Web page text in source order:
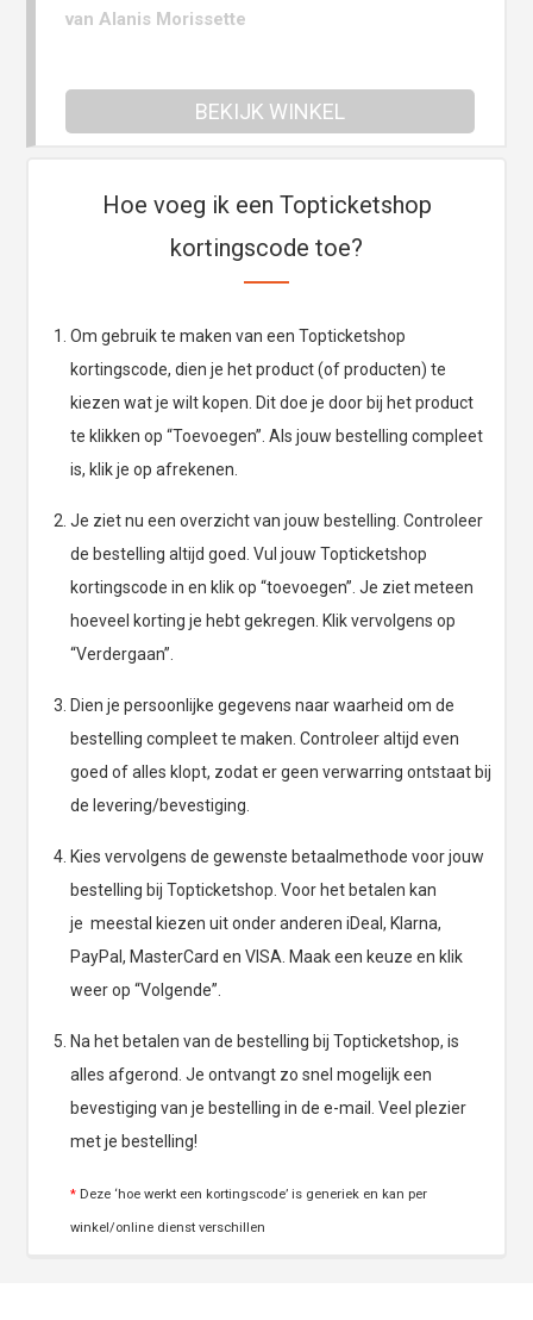
van Alanis Morissette
BEKIJK WINKEL
Hoe voeg ik een Topticketshop
kortingscode toe?
Om gebruik te maken van een Topticketshop
kortingscode, dien je het product (of producten) te
kiezen wat je wilt kopen. Dit doe je door bij het product
te klikken op “Toevoegen”. Als jouw bestelling compleet
is, klik je op afrekenen.
Je ziet nu een overzicht van jouw bestelling. Controleer
de bestelling altijd goed. Vul jouw Topticketshop
kortingscode in en klik op “toevoegen”. Je ziet meteen
hoeveel korting je hebt gekregen. Klik vervolgens op
“Verdergaan”.
Dien je persoonlijke gegevens naar waarheid om de
bestelling compleet te maken. Controleer altijd even
goed of alles klopt, zodat er geen verwarring ontstaat bij
de levering/bevestiging.
Kies vervolgens de gewenste betaalmethode voor jouw
bestelling bij Topticketshop. Voor het betalen kan
je meestal kiezen uit onder anderen iDeal, Klarna,
PayPal, MasterCard en VISA. Maak een keuze en klik
weer op “Volgende”.
Na het betalen van de bestelling bij Topticketshop, is
alles afgerond. Je ontvangt zo snel mogelijk een
bevestiging van je bestelling in de e-mail. Veel plezier
met je bestelling!
* Deze ‘hoe werkt een kortingscode’ is generiek en kan per
winkel/online dienst verschillen